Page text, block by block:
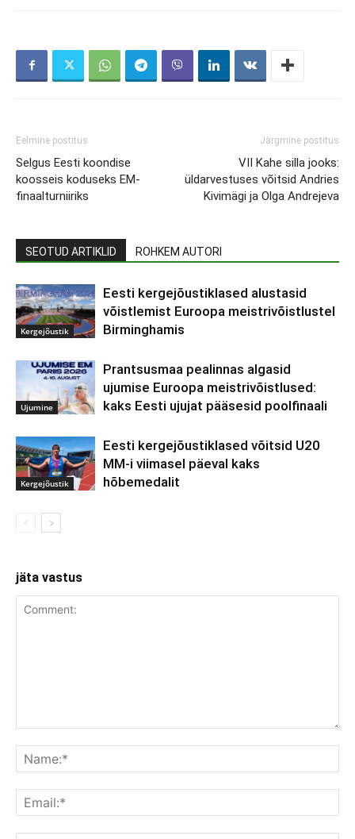
Eelmine postitus
Selgus Eesti koondise
koosseis koduseks EM-
finaalturniiriks
Järgmine postitus
VII Kahe silla jooks:
üldarvestuses võitsid Andries
Kivimägi ja Olga Andrejeva
SEOTUD ARTIKLID ROHKEM AUTORI
Kergejõustik
Eesti kergejõustiklased alustasid
võistlemist Euroopa meistrivõistlustel
Birminghamis
Ujumine
Prantsusmaa pealinnas algasid
ujumise Euroopa meistrivõistlused:
kaks Eesti ujujat pääsesid poolfinaali
Kergejõustik
Eesti kergejõustiklased võitsid U20
MM-i viimasel päeval kaks
hõbemedalit
jäta vastus